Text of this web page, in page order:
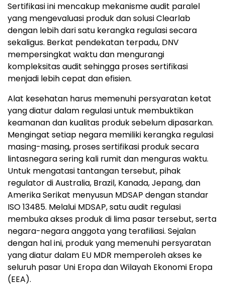
Sertifikasi ini mencakup mekanisme audit paralel
yang mengevaluasi produk dan solusi Clearlab
dengan lebih dari satu kerangka regulasi secara
sekaligus. Berkat pendekatan terpadu, DNV
mempersingkat waktu dan mengurangi
kompleksitas audit sehingga proses sertifikasi
menjadi lebih cepat dan efisien.
Alat kesehatan harus memenuhi persyaratan ketat
yang diatur dalam regulasi untuk membuktikan
keamanan dan kualitas produk sebelum dipasarkan.
Mengingat setiap negara memiliki kerangka regulasi
masing-masing, proses sertifikasi produk secara
lintasnegara sering kali rumit dan menguras waktu.
Untuk mengatasi tantangan tersebut, pihak
regulator di Australia, Brazil, Kanada, Jepang, dan
Amerika Serikat menyusun MDSAP dengan standar
ISO 13485. Melalui MDSAP, satu audit regulasi
membuka akses produk di lima pasar tersebut, serta
negara-negara anggota yang terafiliasi. Sejalan
dengan hal ini, produk yang memenuhi persyaratan
yang diatur dalam EU MDR memperoleh akses ke
seluruh pasar Uni Eropa dan Wilayah Ekonomi Eropa
(EEA).